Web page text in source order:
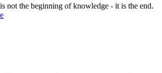
not the beginning of knowledge - it is the end.